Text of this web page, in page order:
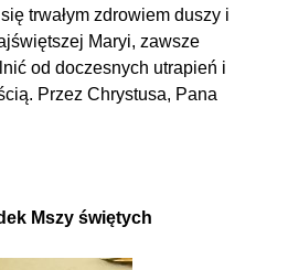
trwałym zdrowiem duszy i
Maryi, zawsze
od doczesnych utrapień i
Przez Chrystusa, Pana
Mszy świętych